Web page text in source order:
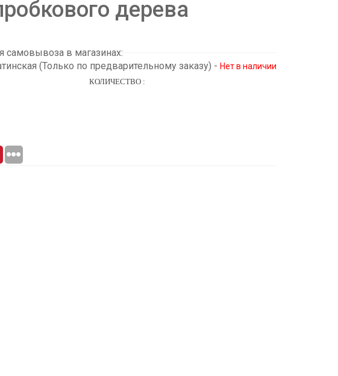
дерева
самовывоза в магазинах:
(Только по предварительному заказу) - Нет в наличии
КОЛИЧЕСТВО :